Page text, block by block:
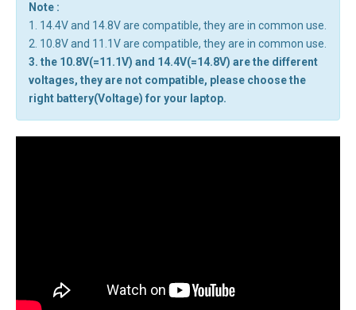
Note :
1. 14.4V and 14.8V are compatible, they are in common use.
2. 10.8V and 11.1V are compatible, they are in common use.
3. the 10.8V(=11.1V) and 14.4V(=14.8V) are the different
voltages, they are not compatible, please choose the
right battery(Voltage) for your laptop.